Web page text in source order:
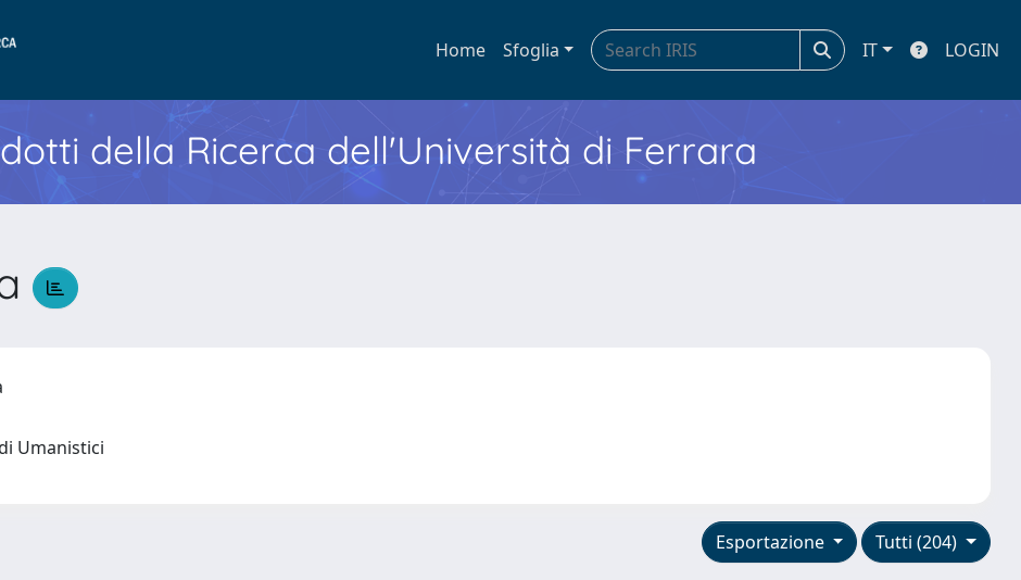
Home Sfoglia IT LOGIN
della Ricerca dell'Università di Ferrara
Umanistici
Tutti (204)
Esportazione